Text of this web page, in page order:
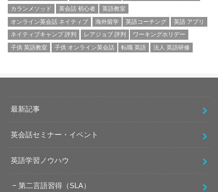
カランメソッド
英会話 初心者
英語教室
オンライン英会話 ネイティブ
海外留学 英語コーチング
英語 アプリ
ネイティブキャンプ 評判
レアジョブ 評判
ワーキングホリデー
子供 英語教室
子供 オンライン英会話 転職 英語 法人 英語研修
最新記事
英会話セミナー・イベント
英語学習ノウハウ
第二言語習得（SLA）